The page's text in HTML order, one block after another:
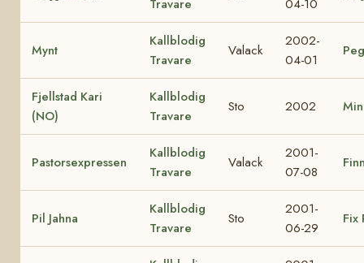
Travare
04-10
Mynt
Kallblodig
Travare
Valack
2002-
04-01
Fjellstad Kari
(NO)
Kallblodig
Travare
Sto 2002
Pastorsexpressen
Kallblodig
Travare
Valack
2001-
07-08
Pil Jahna
Kallblodig
Travare
Sto
2001-
06-29
Fix